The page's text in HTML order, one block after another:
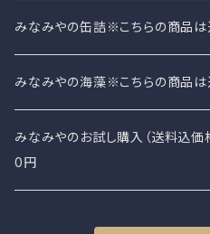
みなみやの缶詰※こちらの商品は
みなみやのさば缶
みなみやオリジナル缶詰
みなみやの海藻※こちらの商品は
みなみやのお試し購入（送料込
0円